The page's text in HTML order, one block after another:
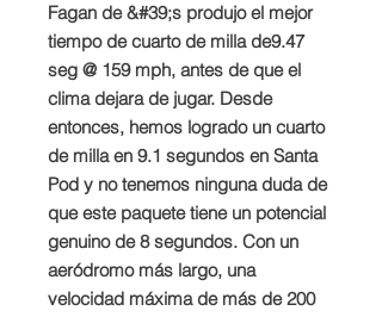
Fagan de &#39;s produjo el mejor
tiempo de cuarto de milla de9.47
seg @ 159 mph, antes de que el
clima dejara de jugar. Desde
entonces, hemos logrado un cuarto
de milla en 9.1 segundos en Santa
Pod y no tenemos ninguna duda de
que este paquete tiene un potencial
genuino de 8 segundos. Con un
aeródromo más largo, una
velocidad máxima de más de 200